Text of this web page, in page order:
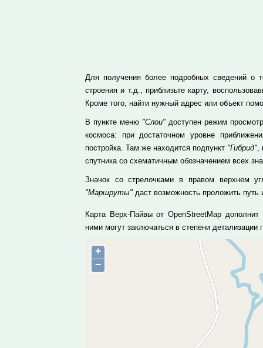
Для получения более подробных сведений о
строения и т.д., приблизьте карту,
Кроме того, найти нужный адрес или объект
В пункте меню "Слои"доступен режим
космоса: при достаточном уровне
постройка. Там же находится подпункт "Гибрид",
спутника со схематичным обозначением всех
Значок со стрелочками в правом верхнем
"Маршруты" даст возможность проложить путь
Карта Верх-Пайвы от OpenStreetMap
ними могут заключаться в степени
+
−